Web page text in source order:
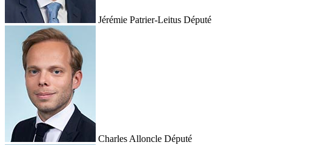
Jérémie Patrier-Leitus Député
Charles Alloncle Député